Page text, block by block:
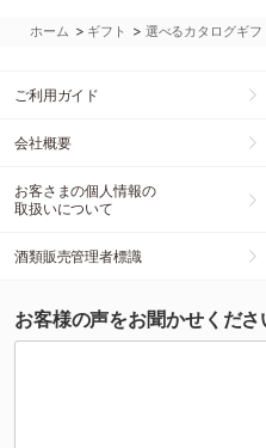
ホーム > ギフト > 選べるカタログギフ
ご利用ガイド
会社概要
お客さまの個人情報の
取扱いについて
酒類販売管理者標識
お客様の声をお聞かせくださ